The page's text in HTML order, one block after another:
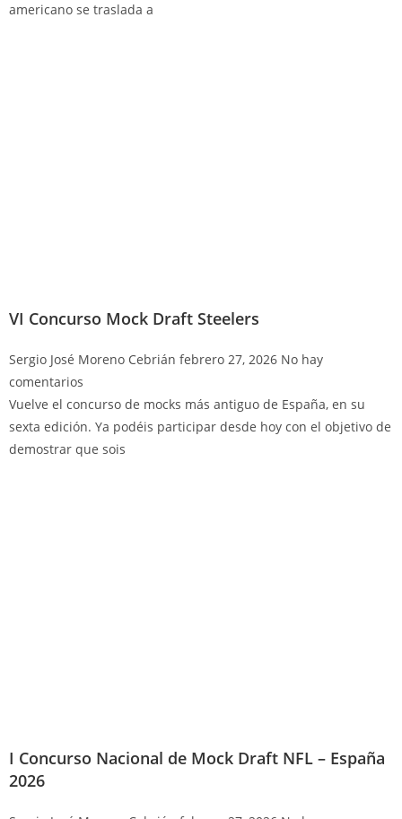
americano se traslada a
VI Concurso Mock Draft Steelers
Sergio José Moreno Cebrián febrero 27, 2026 No hay
comentarios
Vuelve el concurso de mocks más antiguo de España, en su
sexta edición. Ya podéis participar desde hoy con el objetivo de
demostrar que sois
I Concurso Nacional de Mock Draft NFL – España
2026